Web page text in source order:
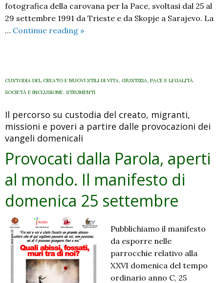
fotografica della carovana per la Pace, svoltasi dal 25 al
29 settembre 1991 da Trieste e da Skopje a Sarajevo. La
… Continue reading Life
della
carovana
la
Pace,
Balcani
25-
29
settembre
1991
»
CUSTODIA DEL CREATO E NUOVI STILI DI VITA, GIUSTIZIA, PACE E LEGALITÀ,
SOCIETÀ E INCLUSIONE, STRUMENTI
Il percorso su custodia del creato, migranti,
missioni e poveri a partire dalle provocazioni dei
vangeli domenicali
Provocati dalla Parola, aperti
al mondo. Il manifesto di
domenica 25 settembre
Pubblichiamo il manifesto
da esporre nelle
parrocchie relativo alla
XXVI domenica del tempo
ordinario anno C, 25